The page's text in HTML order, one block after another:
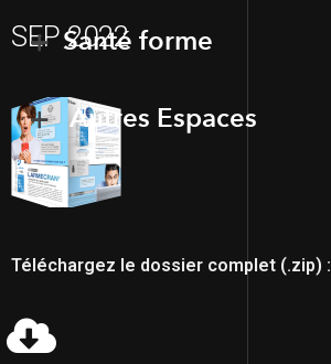
SEP 2022
Santé forme
Autres Espaces
Téléchargez le dossier complet (.zip) :